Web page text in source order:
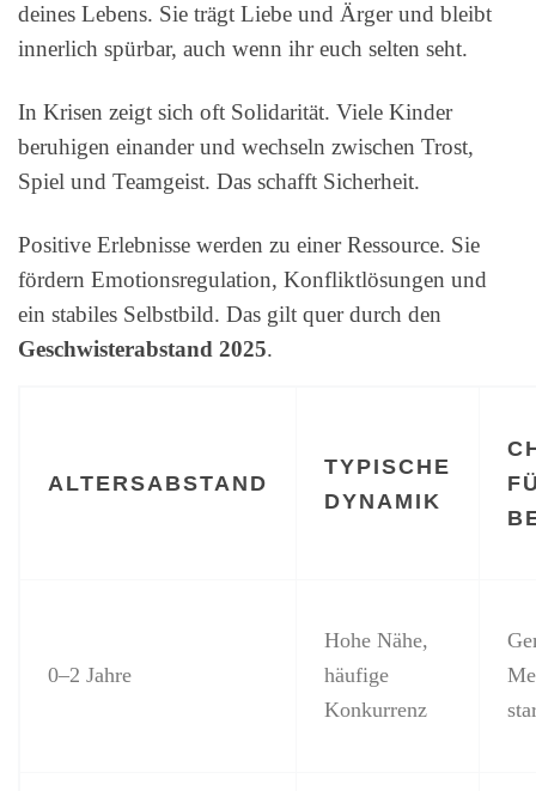
deines Lebens. Sie trägt Liebe und Ärger und bleibt
innerlich spürbar, auch wenn ihr euch selten seht.
In Krisen zeigt sich oft Solidarität. Viele Kinder
beruhigen einander und wechseln zwischen Trost,
Spiel und Teamgeist. Das schafft Sicherheit.
Positive Erlebnisse werden zu einer Ressource. Sie
fördern Emotionsregulation, Konfliktlösungen und
ein stabiles Selbstbild. Das gilt quer durch den
Geschwisterabstand 2025.
ALTERSABSTAND
TYPISCHE
DYNAMIK
0–2 Jahre
Hohe Nähe,
häufige
Konkurrenz